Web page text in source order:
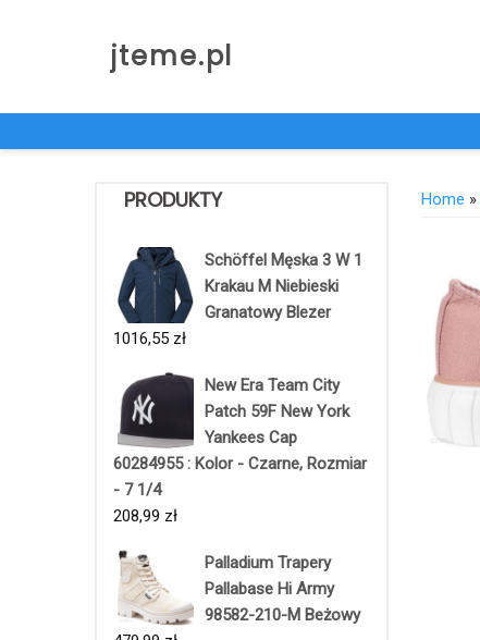
jteme.pl
PRODUKTY
Schöffel Męska 3 W 1
Krakau M Niebieski
Granatowy Blezer
1016,55 zł
New Era Team City
Patch 59F New York
Yankees Cap
60284955 : Kolor - Czarne, Rozmiar
- 7 1/4
208,99 zł
Palladium Trapery
Pallabase Hi Army
98582-210-M Beżowy
Home »